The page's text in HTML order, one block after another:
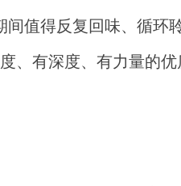
值得反复回味、循环
、有深度、有力量的优